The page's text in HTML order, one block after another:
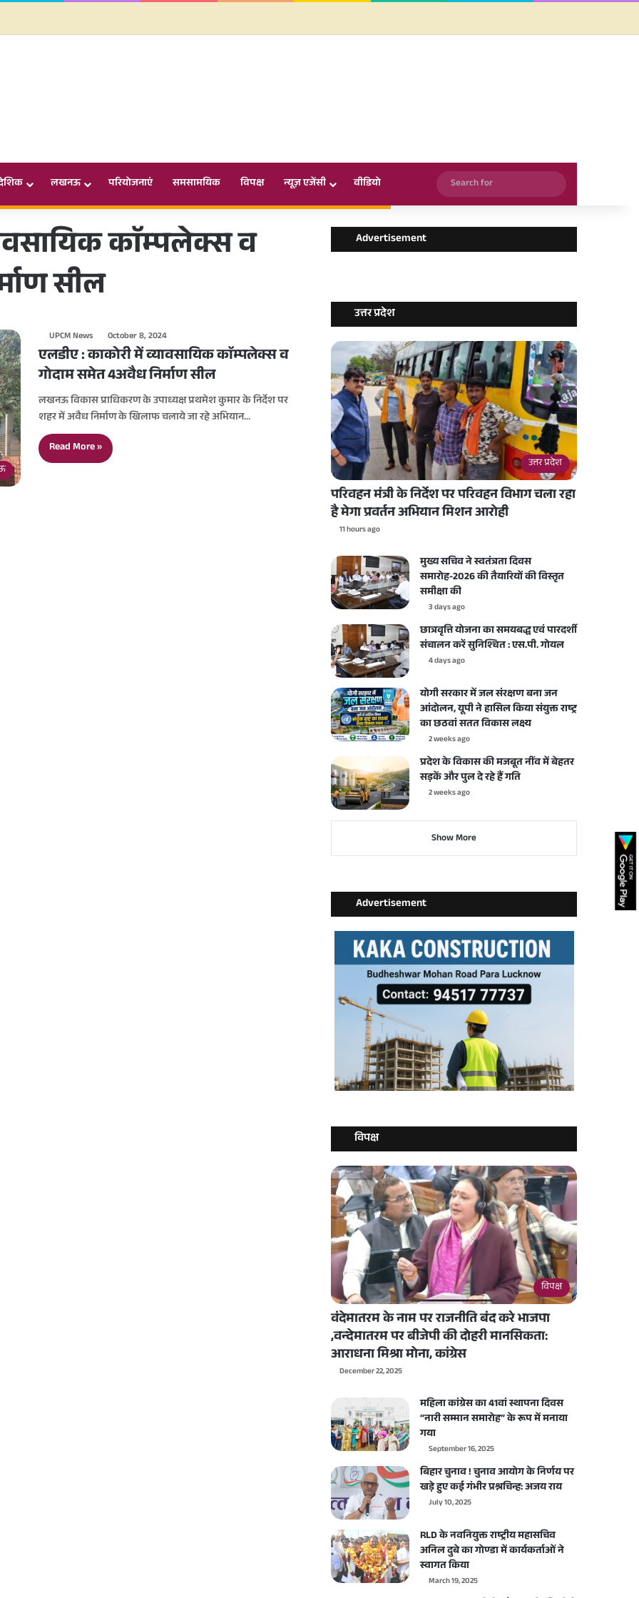
लखनऊ परियोजनाएं समसामयिक विपक्ष न्यूज़ एजेंसी वीडियो
Search
for
काॅम्पलेक्स व
सील
UPCM News October 8, 2024
एलडीए : काकोरी में व्यावसायिक काॅम्पलेक्स व
गोदाम समेत 4अवैध निर्माण सील
लखनऊ विकास प्राधिकरण के उपाध्यक्ष प्रथमेश कुमार के निर्देश पर
शहर में अवैध निर्माण के खिलाफ चलाये जा रहे अभियान…
Read More »
Advertisement
उत्तर प्रदेश
उत्तर प्रदेश
परिवहन मंत्री के निर्देश पर परिवहन विभाग चला रहा
है मेगा प्रवर्तन अभियान मिशन आरोही
11 hours ago
मुख्य सचिव ने स्वतंत्रता दिवस
समारोह-2026 की तैयारियों की विस्तृत
समीक्षा की
3 days ago
छात्रवृत्ति योजना का समयबद्ध एवं पारदर्शी
संचालन करें सुनिश्चित : एस.पी. गोयल
4 days ago
योगी सरकार में जल संरक्षण बना जन
आंदोलन, यूपी ने हासिल किया संयुक्त राष्ट्र
का छठवां सतत विकास लक्ष्य
2 weeks ago
प्रदेश के विकास की मजबूत नींव में बेहतर
सड़कें और पुल दे रहे हैं गति
2 weeks ago
Show More
Advertisement
विपक्ष
विपक्ष
वंदेमातरम के नाम पर राजनीति बंद करे भाजपा
,वन्देमातरम पर बीजेपी की दोहरी मानसिकता:
आराधना मिश्रा मोना, कांग्रेस
December 22, 2025
महिला कांग्रेस का 41वां स्थापना दिवस
“नारी सम्मान समारोह” के रूप में मनाया
गया
September 16, 2025
बिहार चुनाव ! चुनाव आयोग के निर्णय पर
खड़े हुए कई गंभीर प्रश्नचिन्ह: अजय राय
July 10, 2025
RLD के नवनियुक्त राष्ट्रीय महासचिव
अनिल दुबे का गोण्डा में कार्यकर्ताओं ने
स्वागत किया
March 19, 2025